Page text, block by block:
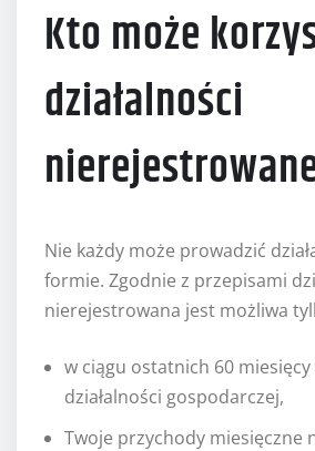
Kto może
działalności
Nie każdy może prowadzić
formie. Zgodnie z przepisami
nierejestrowana jest możliwa
w ciągu ostatnich 60 miesięcy
działalności gospodarczej,
Twoje przychody miesięczne